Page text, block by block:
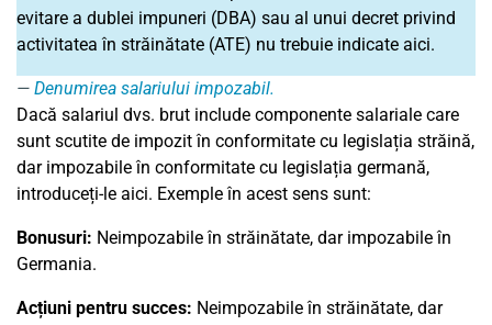
evitare a dublei impuneri (DBA) sau al unui decret privind
activitatea în străinătate (ATE) nu trebuie indicate aici.
Denumirea salariului impozabil.
Dacă salariul dvs. brut include componente salariale care
sunt scutite de impozit în conformitate cu legislația străină,
dar impozabile în conformitate cu legislația germană,
introduceți-le aici. Exemple în acest sens sunt:
Bonusuri: Neimpozabile în străinătate, dar impozabile în
Germania.
Acțiuni pentru succes: Neimpozabile în străinătate, dar